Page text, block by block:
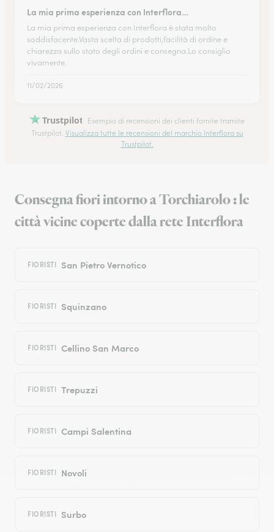
La mia prima esperienza con Interflora…
La mia prima esperienza con Interflora è stata molto
soddisfacente.Vasta scelta di prodotti,facilità di ordine e
chiarezza sullo stato degli ordini e consegna.Lo consiglio
vivamente.
11/02/2026
Trustpilot
Esempio di recensioni dei clienti fornite tramite
Trustpilot. Visualizza tutte le recensioni del marchio Interflora su
Trustpilot.
Consegna fiori intorno a Torchiarolo : le
città vicine coperte dalla rete Interflora
FIORISTI San Pietro Vernotico
FIORISTI Squinzano
FIORISTI Cellino San Marco
FIORISTI Trepuzzi
FIORISTI Campi Salentina
FIORISTI Novoli
FIORISTI Surbo